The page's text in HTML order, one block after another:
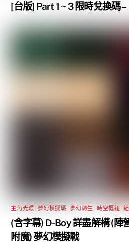
[台版] Part 1 ~ 3 限時兌換碼
主角光環 夢幻模擬戰 夢幻轉生 ,時空樞紐 ,
(含字幕) D-Boy 詳盡解構 (陣
附魔) 夢幻模擬戰